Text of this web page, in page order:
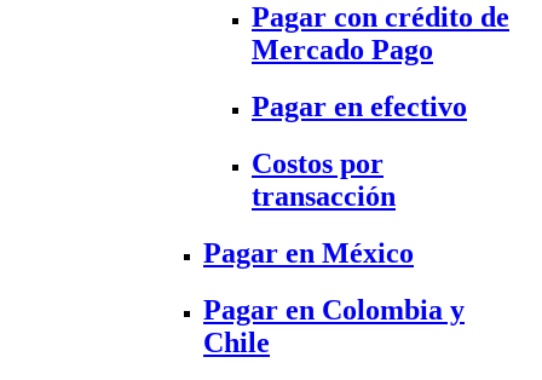
Pagar con crédito de
Mercado Pago
Pagar en efectivo
Costos por
transacción
Pagar en México
Pagar en Colombia y
Chile